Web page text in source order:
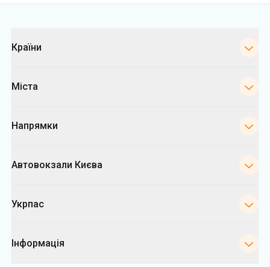
Країни
Міста
Напрямки
Автовокзали Києва
Укрпас
Інформація